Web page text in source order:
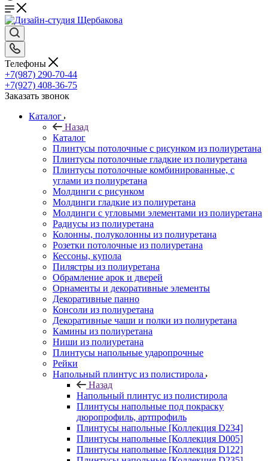
Телефоны
+7(987) 290-70-44
+7(927) 408-36-75
Заказать звонок
Каталог
Назад
Каталог
Плинтусы потолочные с рисунком из полиуретана
Плинтусы потолочные гладкие из полиуретана
Плинтусы потолочные комбинированные, с
углами из полиуретана
Молдинги c рисунком
Молдинги гладкие из полиуретана
Молдинги с угловыми элементами из полиуретана
Радиусы из полиуретана
Колонны, полуколонны из полиуретана
Розетки потолочные из полиуретана
Кессоны, купола
Пилястры из полиуретана
Обрамление арок и дверей
Орнаменты и декоративные элементы
Декоративные панно
Консоли из полиуретана
Декоративные чаши и полки из полиуретана
Камины из полиуретана
Ниши из полиуретана
Плинтусы напольные ударопрочные
Рейки
Напольный плинтус из полистирола
Назад
Напольный плинтус из полистирола
Плинтусы напольные под покраску
дюропрофиль, артпрофиль
Плинтусы напольные [Коллекция D234]
Плинтусы напольные [Коллекция D005]
Плинтусы напольные [Коллекция D122]